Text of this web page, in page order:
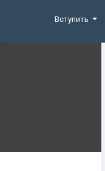
Вступить